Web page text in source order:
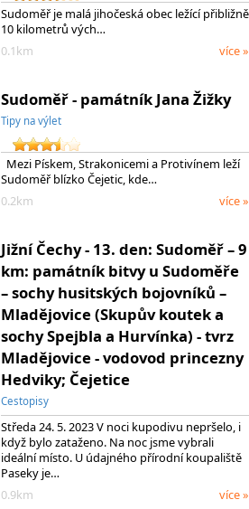
Sudoměř je malá jihočeská obec ležící přibližně
10 kilometrů vých…
0.1km
více »
Sudoměř - památník Jana Žižky
Tipy na výlet
Mezi Pískem, Strakonicemi a Protivínem leží
Sudoměř blízko Čejetic, kde…
0.2km
více »
Jižní Čechy - 13. den: Sudoměř – 9
km: památník bitvy u Sudoměře
– sochy husitských bojovníků –
Mladějovice (Skupův koutek a
sochy Spejbla a Hurvínka) - tvrz
Mladějovice - vodovod princezny
Hedviky; Čejetice
Cestopisy
Středa 24. 5. 2023 V noci kupodivu nepršelo, i
když bylo zataženo. Na noc jsme vybrali
ideální místo. U údajného přírodní koupaliště
Paseky je…
0.9km
více »